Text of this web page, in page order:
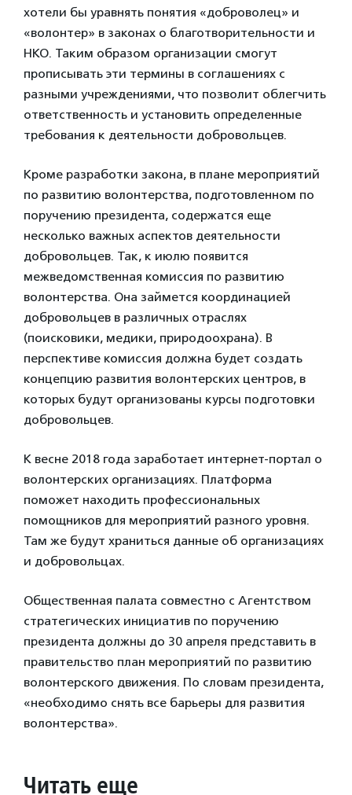
хотели бы уравнять понятия «доброволец» и
«волонтер» в законах о благотворительности и
НКО. Таким образом организации смогут
прописывать эти термины в соглашениях с
разными учреждениями, что позволит облегчить
ответственность и установить определенные
требования к деятельности добровольцев.
Кроме разработки закона, в плане мероприятий
по развитию волонтерства, подготовленном по
поручению президента, содержатся еще
несколько важных аспектов деятельности
добровольцев. Так, к июлю появится
межведомственная комиссия по развитию
волонтерства. Она займется координацией
добровольцев в различных отраслях
(поисковики, медики, природоохрана). В
перспективе комиссия должна будет создать
концепцию развития волонтерских центров, в
которых будут организованы курсы подготовки
добровольцев.
К весне 2018 года заработает интернет-портал о
волонтерских организациях. Платформа
поможет находить профессиональных
помощников для мероприятий разного уровня.
Там же будут храниться данные об организациях
и добровольцах.
Общественная палата совместно с Агентством
стратегических инициатив по поручению
президента должны до 30 апреля представить в
правительство план мероприятий по развитию
волонтерского движения. По словам президента,
«необходимо снять все барьеры для развития
волонтерства».
Читать еще